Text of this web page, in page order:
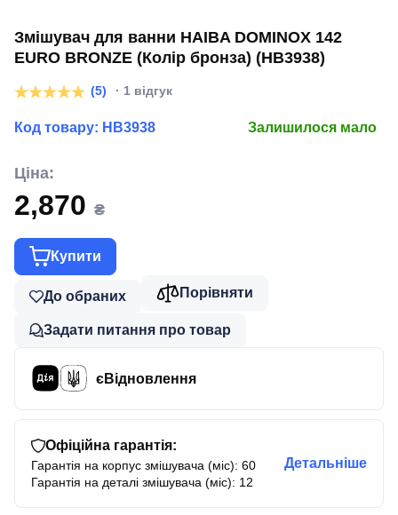
Змішувач для ванни HAIBA DOMINOX 142
EURO BRONZE (Колір бронза) (HB3938)
(5) · 1 відгук
Код товару: HB3938 Залишилося мало
Ціна:
2,870 ₴
Купити
До обраних Порівняти
Задати питання про товар
єВідновлення
Офіційна гарантія:
Гарантія на корпус змішувача (міс): 60
Гарантія на деталі змішувача (міс): 12
Детальніше